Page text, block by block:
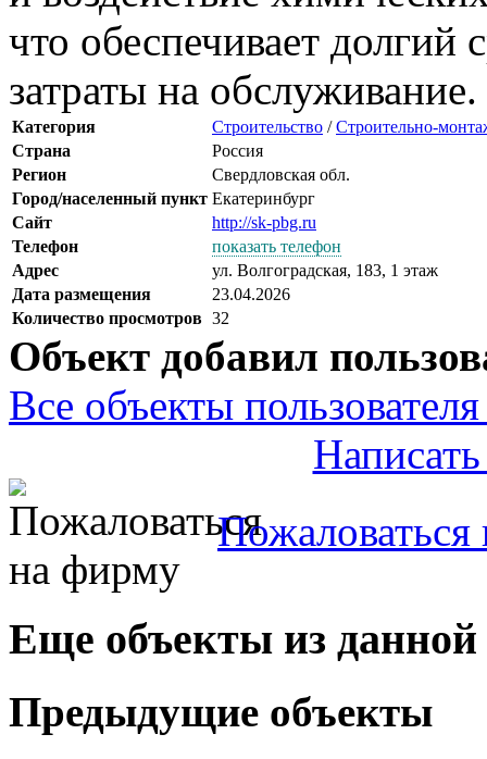
что обеспечивает
затраты на обслуживание.
Категория Строительство /Строительно-
Страна
Россия
Регион
Свердловская обл.
Город/населенный пункт Екатеринбург
Сайт
http://sk-pbg.ru
Телефон
показать телефон
Адрес
ул. Волгоградская, 183, 1 этаж
Дата размещения
23.04.2026
Количество просмотров 32
Объект добавил
Все объекты
Еще объекты из данной
Предыдущие объекты